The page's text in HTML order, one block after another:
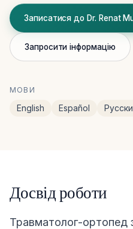
Записатися до Dr. Renat
Запросити інформацію
МОВИ
English Español
Досвід роботи
Травматолог-ортопед